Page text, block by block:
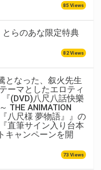
85 Views
らのあな限定特典
82 Views
となった、叙火先生
ーマとしたエロティ
(DVD)八尺八話快樂
THE ANIMATION
八尺様 夢物語』』の
直筆サイン入り台本
キャンペーンを開
73 Views